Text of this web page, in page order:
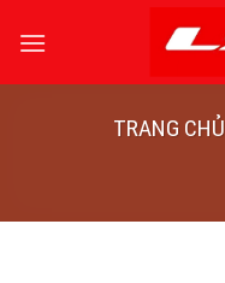
qua
TRANG CHỦ